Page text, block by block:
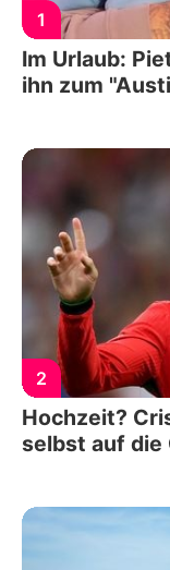
1
Im Urlaub:
ihn zum
2
Hochzeit?
selbst auf die